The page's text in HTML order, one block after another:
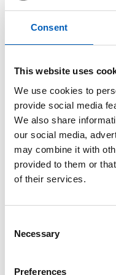
Consent
This website uses
We use cookies to
provide social media
We also share
our social media,
may combine it with
provided to them or
of their services.
Necessary
Preferences
HDI - indeks for
0,72 (2023)
Se grafarrow_forward
Hjemsendte penge
19 (2023)
Se grafarrow_forward
I